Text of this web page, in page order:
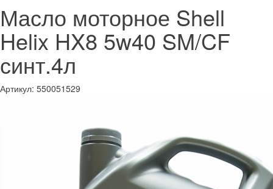
Масло моторное Shell
Helix HX8 5w40 SM/CF
синт.4л
Артикул: 550051529